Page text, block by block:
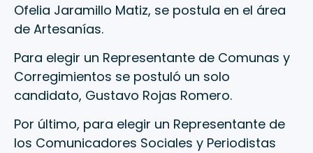
Ofelia Jaramillo Matiz, se postula en el área
de Artesanías.
Para elegir un Representante de Comunas y
Corregimientos se postuló un solo
candidato, Gustavo Rojas Romero.
Por último, para elegir un Representante de
los Comunicadores Sociales y Periodistas